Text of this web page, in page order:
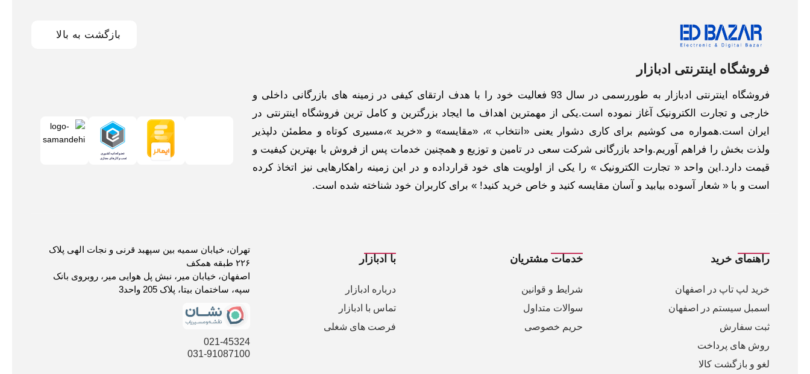
بازگشت به بالا
فروشگاه اینترنتی ادبازار
فروشگاه اینترنتی ادبازار به طوررسمی در سال 93 فعالیت خود را با هدف ارتقای کیفی در زمینه های بازرگانی داخلی و
خارجی و تجارت الکترونیک آغاز نموده است.یکی از مهمترین اهداف ما ایجاد بزرگترین و کامل ترین فروشگاه اینترنتی در
ایران است.همواره می کوشیم برای کاری دشوار یعنی «انتخاب »، «مقایسه» و «خرید »،مسیری کوتاه و مطمئن دلپذیر
ولذت بخش را فراهم آوریم.واحد بازرگانی شرکت سعی در تامین و توزیع و همچنین خدمات پس از فروش با بهترین کیفیت و
قیمت دارد.این واحد « تجارت الکترونیک » را یکی از اولویت های خود قرارداده و در این زمینه راهکارهایی نیز اتخاذ کرده
است و با « شعار آسوده بیابید و آسان مقایسه کنید و خاص خرید کنید! » برای کاربران خود شناخته شده است.
راهنمای خرید
خرید لپ تاپ در اصفهان
اسمبل سیستم در اصفهان
ثبت سفارش
روش های پرداخت
لغو و بازگشت کالا
خدمات مشتریان
شرایط و قوانین
سوالات متداول
حریم خصوصی
با ادبازار
درباره ادبازار
تماس با ادبازار
فرصت های شغلی
تهران، خیابان سمیه بین سپهبد قرنی و نجات الهی پلاک
۲۲۶ طبقه همکف
اصفهان، خیابان میر، نبش پل هوایی میر، روبروی بانک
سپه، ساختمان بیتا، پلاک 205 واحد3
021-45324
031-91087100